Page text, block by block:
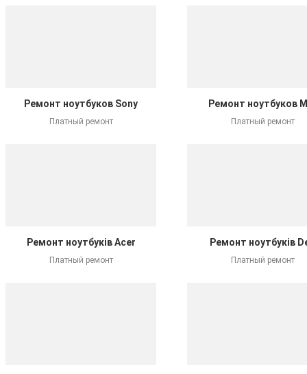
Ремонт ноутбуков Sony
Платный ремонт
Ремонт ноутбуков
Платный ремонт
Ремонт ноутбуків Acer
Платный ремонт
Ремонт ноутбуків
Платный ремонт